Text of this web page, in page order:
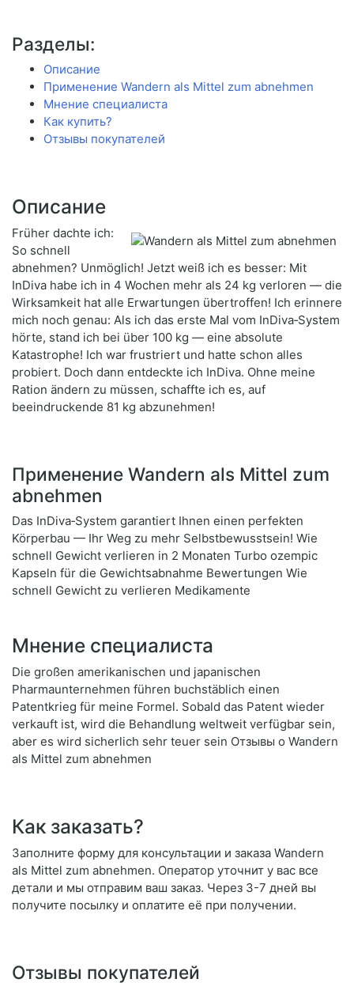
Разделы:
Описание
Применение Wandern als Mittel zum abnehmen
Мнение специалиста
Как купить?
Отзывы покупателей
Описание
Früher dachte ich:
So schnell
abnehmen? Unmöglich! Jetzt weiß ich es besser: Mit
InDiva habe ich in 4 Wochen mehr als 24 kg verloren — die
Wirksamkeit hat alle Erwartungen übertroffen! Ich erinnere
mich noch genau: Als ich das erste Mal vom InDiva‑System
hörte, stand ich bei über 100 kg — eine absolute
Katastrophe! Ich war frustriert und hatte schon alles
probiert. Doch dann entdeckte ich InDiva. Ohne meine
Ration ändern zu müssen, schaffte ich es, auf
beeindruckende 81 kg abzunehmen!
Применение Wandern als Mittel zum
abnehmen
Das InDiva‑System garantiert Ihnen einen perfekten
Körperbau — Ihr Weg zu mehr Selbstbewusstsein! Wie
schnell Gewicht verlieren in 2 Monaten Turbo ozempic
Kapseln für die Gewichtsabnahme Bewertungen Wie
schnell Gewicht zu verlieren Medikamente
Мнение специалиста
Die großen amerikanischen und japanischen
Pharmaunternehmen führen buchstäblich einen
Patentkrieg für meine Formel. Sobald das Patent wieder
verkauft ist, wird die Behandlung weltweit verfügbar sein,
aber es wird sicherlich sehr teuer sein Отзывы о Wandern
als Mittel zum abnehmen
Как заказать?
Заполните форму для консультации и заказа Wandern
als Mittel zum abnehmen. Оператор уточнит у вас все
детали и мы отправим ваш заказ. Через 3-7 дней вы
получите посылку и оплатите её при получении.
Отзывы покупателей